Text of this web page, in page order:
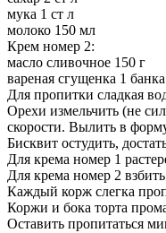
мука 1 ст л
молоко 150 мл
Крем номер 2:
масло сливочное 150 г
вареная сгущенка 1 банка
Для пропитки сладкая
Орехи измельчить (не
скорости. Вылить в
Бисквит остудить,
Для крема номер 1
Для крема номер 2
Каждый корж слегка
Коржи и бока торта
Оставить пропитаться